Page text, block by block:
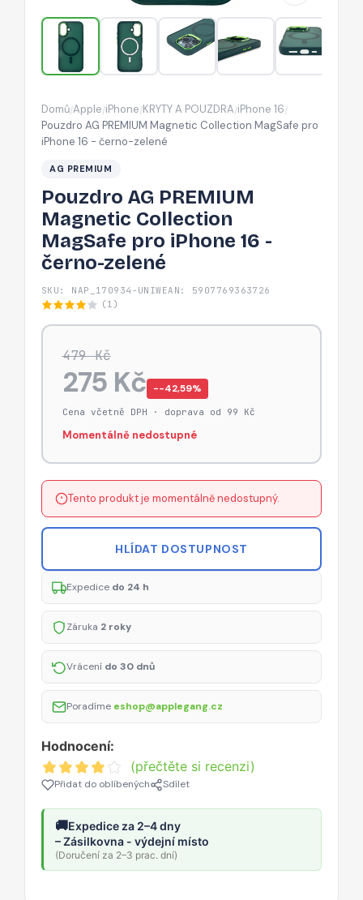
pro
iPhone
16
-
zelené
Domů/Apple/iPhone/KRYTY A POUZDRA/iPhone 16/
Pouzdro AG PREMIUM Magnetic Collection MagSafe pro
iPhone 16 - černo-zelené
AG PREMIUM
Pouzdro AG PREMIUM
Magnetic Collection
MagSafe pro iPhone 16 -
černo-zelené
SKU: NAP_170934-UNIWEAN: 5907769363726
(1)
479 Kč
275 Kč −-42,59%
Cena včetně DPH · doprava od 99 Kč
Momentálně nedostupné
Tento produkt je momentálně nedostupný.
HLÍDAT DOSTUPNOST
Expedice do 24 h
Záruka 2 roky
Vrácení do 30 dnů
Poradíme eshop@applegang.cz
Hodnocení:
(přečtěte si recenzi)
Přidat do oblíbených Sdílet
🚚Expedice za 2–4 dny
– Zásilkovna - výdejní místo
(Doručení za 2–3 prac. dní)